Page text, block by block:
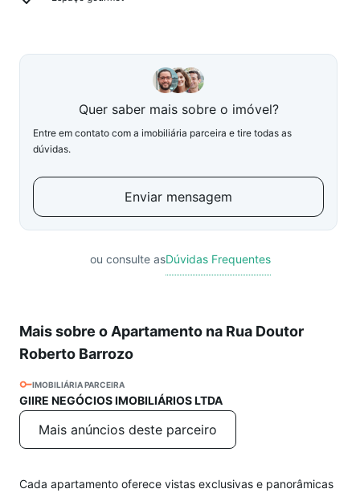
Quer saber mais sobre o imóvel?
Entre em contato com a imobiliária parceira e tire todas as
dúvidas.
Enviar mensagem
ou consulte asDúvidas Frequentes
Mais sobre o Apartamento na Rua Doutor
Roberto Barrozo
IMOBILIÁRIA PARCEIRA
GIIRE NEGÓCIOS IMOBILIÁRIOS LTDA
Mais anúncios deste parceiro
Cada apartamento oferece vistas exclusivas e panorâmicas